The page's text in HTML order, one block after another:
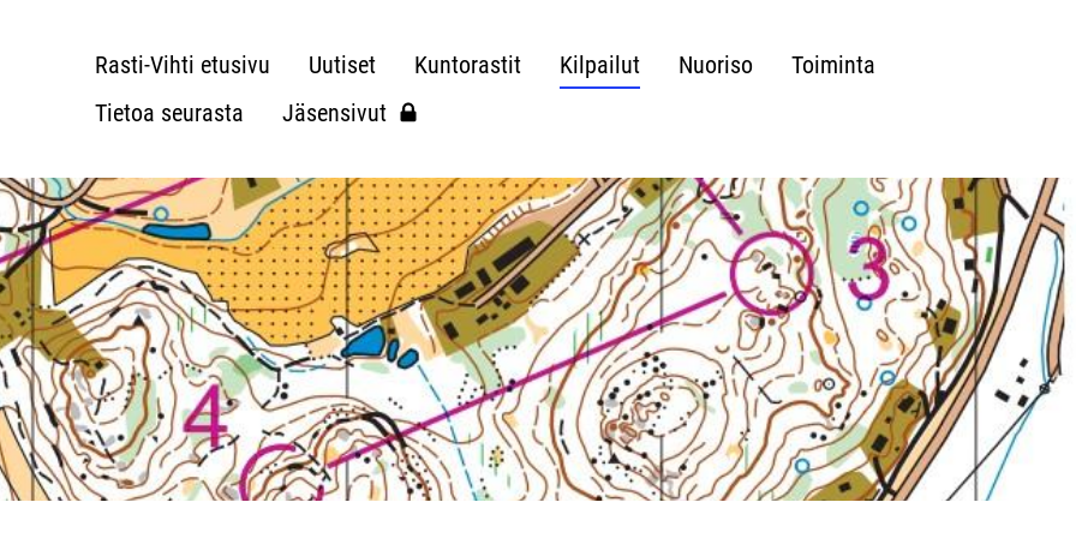
Rasti-Vihti etusivu Uutiset Kuntorastit Kilpailut Nuoriso
Toiminta
Tietoa seurasta
Jäsensivut